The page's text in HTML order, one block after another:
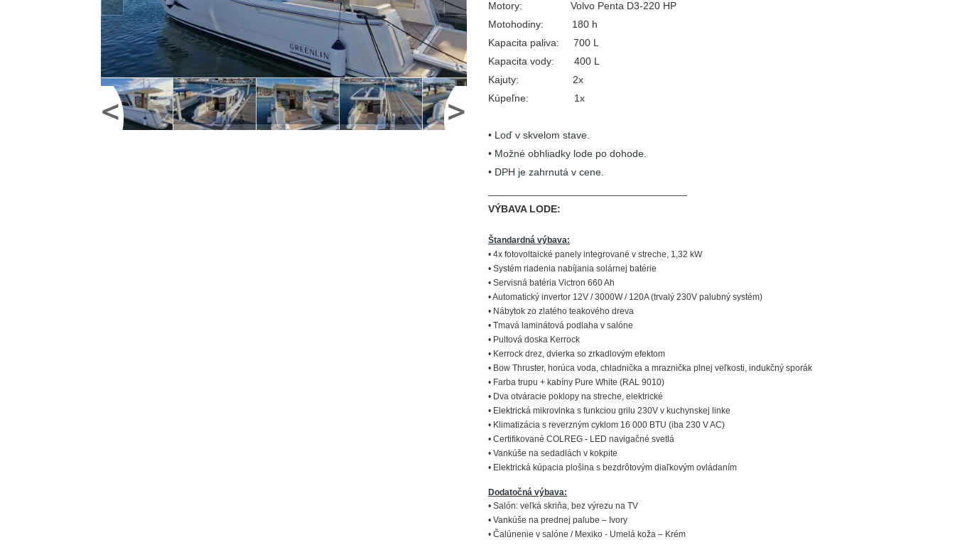
Motory: Volvo Penta D3-220 HP
Motohodiny: 180 h
Kapacita paliva: 700 L
Kapacita vody: 400 L
Kajuty: 2x
Kúpeľne: 1x
• Loď v skvelom stave.
• Možné obhliadky lode po dohode.
• DPH je zahrnutá v cene.
VÝBAVA LODE:
Štandardná výbava:
• 4x fotovoltaické panely integrované v streche, 1,32 kW
• Systém riadenia nabíjania solárnej batérie
• Servisná batéria Victron 660 Ah
• Automatický invertor 12V / 3000W / 120A (trvalý 230V palubný systém)
• Nábytok zo zlatého teakového dreva
• Tmavá laminátová podlaha v salóne
• Pultová doska Kerrock
• Kerrock drez, dvierka so zrkadlovým efektom
• Bow Thruster, horúca voda, chladnička a mraznička plnej veľkosti, indukčný sporák
• Farba trupu + kabíny Pure White (RAL 9010)
• Dva otváracie poklopy na streche, elektrické
• Elektrická mikrovlnka s funkciou grilu 230V v kuchynskej linke
• Klimatizácia s reverzným cyklom 16 000 BTU (iba 230 V AC)
• Certifikované COLREG - LED navigačné svetlá
• Vankúše na sedadlách v kokpite
• Elektrická kúpacia plošina s bezdrôtovým diaľkovým ovládaním
Dodatočná výbava:
• Salón: veľká skriňa, bez výrezu na TV
• Vankúše na prednej palube – Ivory
• Čalúnenie v salóne / Mexiko - Umelá koža – Krém